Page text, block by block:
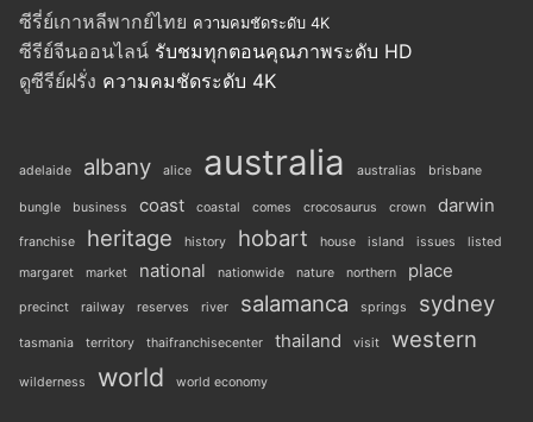
ซีรี่ย์เกาหลีพากย์ไทย ความคมชัดระดับ 4K
ซีรีย์จีนออนไลน์ รับชมทุกตอนคุณภาพระดับ HD
ดูซีรีย์ฝรั่ง ความคมชัดระดับ 4K
adelaide albany alice australia australias brisbane
bungle business coast coastal comes crocosaurus crown darwin
franchise heritage history hobart house island issues
listed
margaret
market national nationwide nature northern place
precinct railway reserves river salamanca springs sydney
tasmania territory thaifranchisecenter thailand visit western
wilderness world world economy